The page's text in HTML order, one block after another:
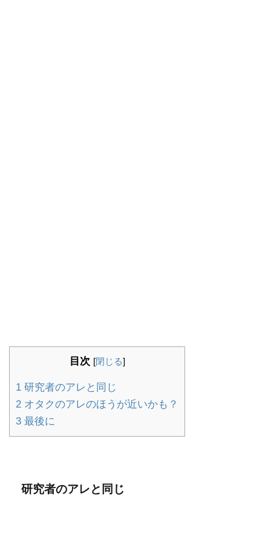
目次 [閉じる]
1 研究者のアレと同じ
2 オタクのアレのほうが近いかも？
3 最後に
研究者のアレと同じ